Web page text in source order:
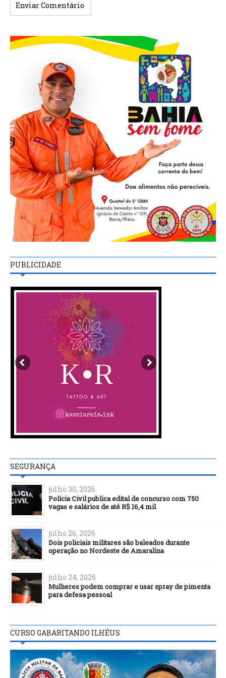
PUBLICIDADE
SEGURANÇA
julho 30, 2026
Polícia Civil publica edital de concurso com 750
vagas e salários de até R$ 16,4 mil
julho 26, 2026
Dois policiais militares são baleados durante
operação no Nordeste de Amaralina
julho 24, 2026
Mulheres podem comprar e usar spray de pimenta
para defesa pessoal
CURSO GABARITANDO ILHÉUS